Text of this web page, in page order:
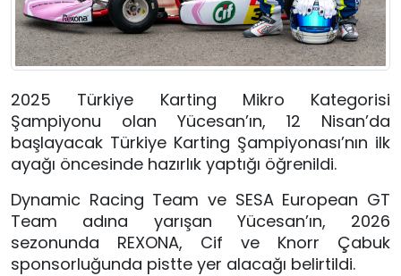
2025 Türkiye Karting Mikro Kategorisi
Şampiyonu olan Yücesan’ın, 12 Nisan’da
başlayacak Türkiye Karting Şampiyonası’nın ilk
ayağı öncesinde hazırlık yaptığı öğrenildi.
Dynamic Racing Team ve SESA European GT
Team adına yarışan Yücesan’ın, 2026
sezonunda REXONA, Cif ve Knorr Çabuk
sponsorluğunda pistte yer alacağı belirtildi.